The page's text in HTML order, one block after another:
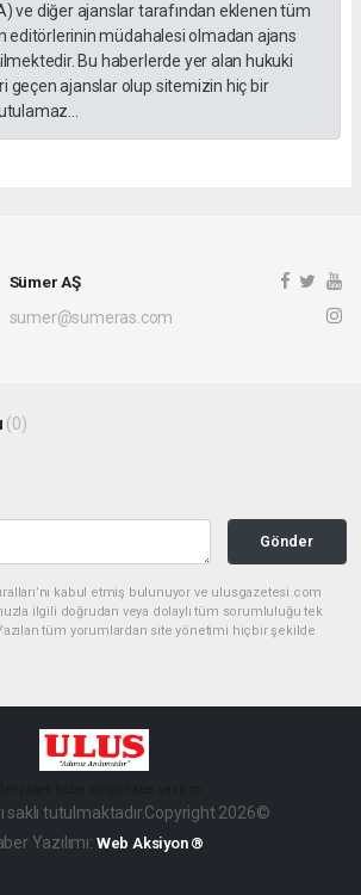
ve diğer ajanslar tarafından eklenen tüm
editörlerinin müdahalesi olmadan ajans
Bu haberlerde yer alan hukuki
geçen ajanslar olup sitemizin hiç bir
Sümer AŞ
sumer@sumeras.com
(0)
Gönder
kabul etmiş bulunuyor ve ulusgazetesi.com
ilgili doğrudan veya dolaylı tüm sorumluluğu tek
tüm yorumlardan site yönetimi hiçbir şekilde
saklı tutulmaktadır.Copyright 2026©
Yazılımı: Web Aksiyon ®